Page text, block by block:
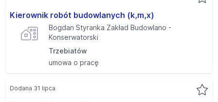
Kierownik robót budowlanych (k,m,x)
Bogdan Styranka Zakład Budowlano -
Konserwatorski
Trzebiatów
umowa o pracę
Dodana 31 lipca